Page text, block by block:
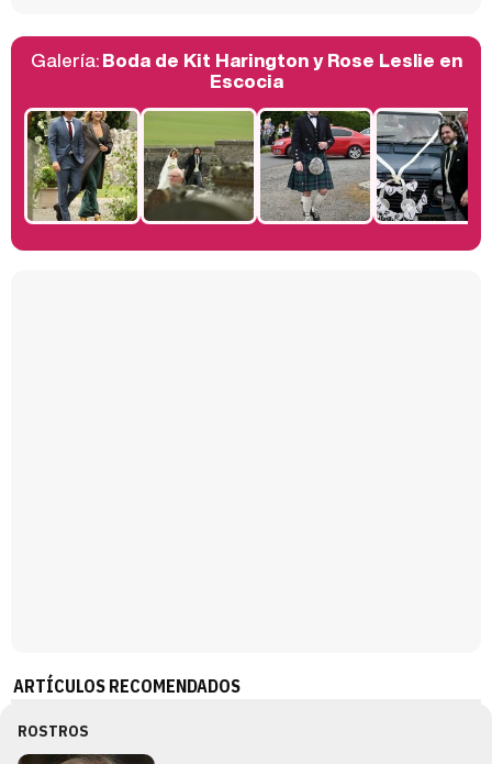
Belén Esteban: "Estoy emocionada, muy contenta y muy feliz por llegar a RTVE"
Manu Baqueiro: "Tuve como referente a Bruce Willis en 'Luz de Luna' para mi trabajo en la serie 'Perdiendo el juicio'"
Galería:Boda de Kit Harington y Rose Leslie en
Escocia
ARTÍCULOS RECOMENDADOS
ROSTROS